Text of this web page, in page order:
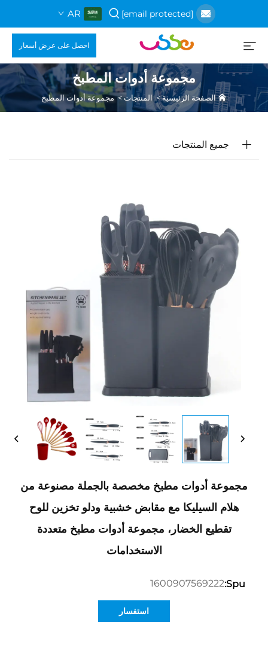
[email protected]
AR
احصل على عرض أسعار
مجموعة أدوات المطبخ
الصفحة الرئيسية>المنتجات>مجموعة أدوات المطبخ
جميع المنتجات
مجموعة أدوات مطبخ مخصصة بالجملة مصنوعة من
هلام السيليكا مع مقابض خشبية ودلو تخزين للوح
تقطيع الخضار، مجموعة أدوات مطبخ متعددة
الاستخدامات
Spu:
1600907569222
استفسار